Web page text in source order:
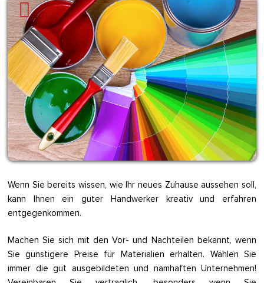
Wenn Sie bereits wissen, wie Ihr neues Zuhause aussehen soll,
kann Ihnen ein guter Handwerker kreativ und erfahren
entgegenkommen.
Machen Sie sich mit den Vor- und Nachteilen bekannt, wenn
Sie günstigere Preise für Materialien erhalten. Wählen Sie
immer die gut ausgebildeten und namhaften Unternehmen!